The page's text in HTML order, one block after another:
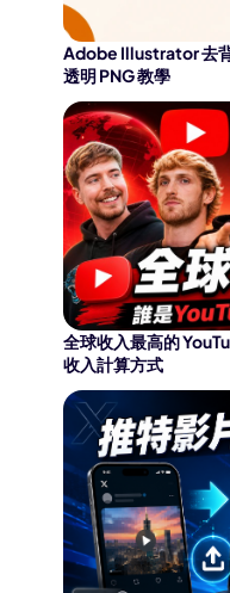
Adobe Illustrator 去
透明 PNG 教學
全球收入最高的
收入計算方式